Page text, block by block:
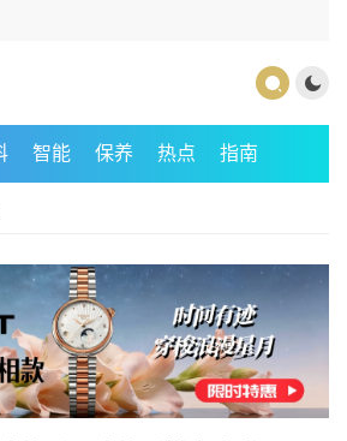
智能 保养 热点 指南